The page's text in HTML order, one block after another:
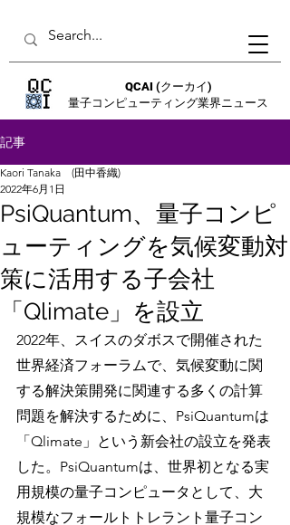
QCAI (クーカイ)
量子コンピューティング業界ニュース
記事
PsiQuantum、量子コンピ
ューティングを気候変動対
策に活用する子会社
「Qlimate」を設立
Kaori Tanaka (田中香織)
2022年6月1日
2022年、スイスのダボスで開催された
世界経済フォーラムで、気候変動に関
する解決策開発に関連する多くの計算
問題を解決するために、PsiQuantumは
「Qlimate」という新会社の設立を発表
した。PsiQuantumは、世界初となる実
用規模の量子コンピュータとして、大
規模なフォールトトレラント量子コン